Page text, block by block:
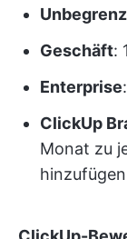
Geschäft:
Enterprise
ClickUp
Monat zu